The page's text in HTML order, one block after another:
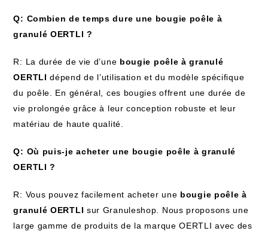
Q: Combien de temps dure une bougie poêle à
granulé OERTLI ?
R: La durée de vie d’une bougie poêle à granulé
OERTLI dépend de l’utilisation et du modèle spécifique
du poêle. En général, ces bougies offrent une durée de
vie prolongée grâce à leur conception robuste et leur
matériau de haute qualité.
Q: Où puis-je acheter une bougie poêle à granulé
OERTLI ?
R: Vous pouvez facilement acheter une bougie poêle à
granulé OERTLI sur Granuleshop. Nous proposons une
large gamme de produits de la marque OERTLI avec des